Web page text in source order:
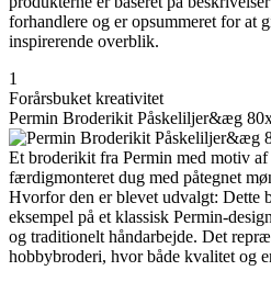
forhandlere og er opsummeret for at
inspirerende overblik.
1
Forårsbuket kreativitet
Permin Broderikit Påskeliljer&æg
Et broderikit fra Permin med motiv
færdigmonteret dug med påtegnet
Hvorfor den er blevet udvalgt: Dette
eksempel på et klassisk Permin-
og traditionelt håndarbejde. Det
hobbybroderi, hvor både kvalitet og